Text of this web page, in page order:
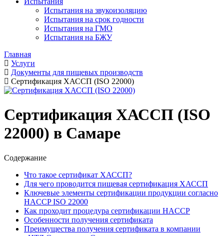
Испытания на звукоизоляцию
Испытания на срок годности
Испытания на ГМО
Испытания на БЖУ
Главная
Услуги
Документы для пищевых производств
Сертификация ХАССП (ISO 22000)
Сертификация ХАССП (ISO
22000) в Самаре
Содержание
Что такое сертификат ХАССП?
Для чего проводится пищевая сертификация ХАССП
Ключевые элементы сертификации продукции согласно
HACCP ISO 22000
Как проходит процедура сертификации HACCP
Особенности получения сертификата
Преимущества получения сертификата в компании